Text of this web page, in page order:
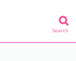
Search